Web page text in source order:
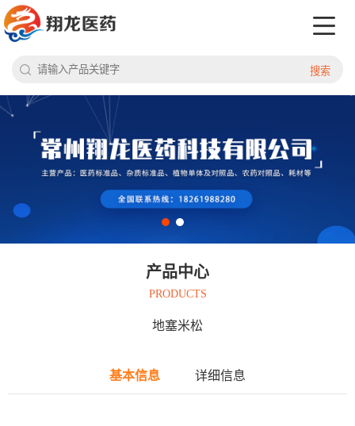
搜索
产品中心
PRODUCTS
地塞米松
基本信息 详细信息